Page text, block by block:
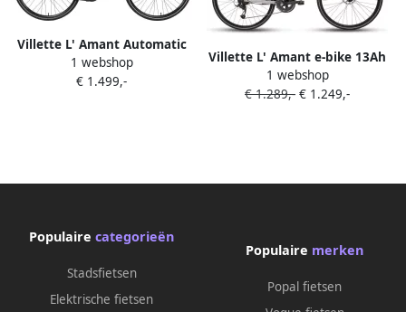
Villette L' Amant Automatic
dames e-bike 13Ah 2sp 28
inch Dark Grey
1 webshop
€ 1.499,-
Villette L' Amant e-bike 13Ah
Celtic Grey
1 webshop
€ 1.289,- € 1.249,-
Populaire categorieën
Stadsfietsen
Elektrische fietsen
Populaire merken
Popal fietsen